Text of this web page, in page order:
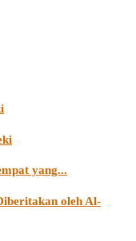
yang...
oleh Al-